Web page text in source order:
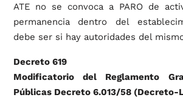
ATE no se convoca a PARO de
permanencia dentro del
debe ser si hay autoridades del
Decreto 619
Modificatorio del Reglamento
Públicas Decreto 6.013/58 (Decreto-